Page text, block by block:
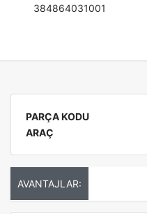
384864031001
PARÇA KODU
ARAÇ
AVANTAJLAR: